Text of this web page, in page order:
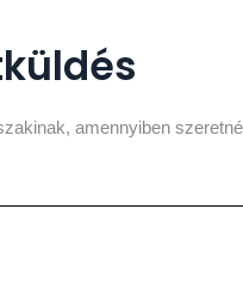
amennyiben